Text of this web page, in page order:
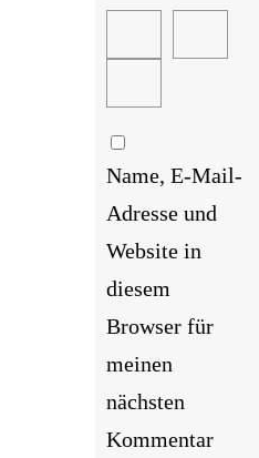
Name, E-Mail-
Adresse und
Website in
diesem
Browser für
meinen
nächsten
Kommentar